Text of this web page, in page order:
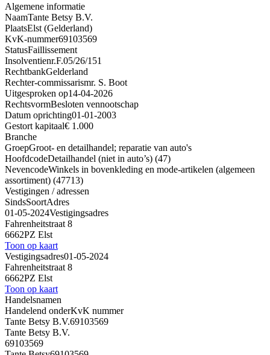
Algemene informatie
NaamTante Betsy B.V.
PlaatsElst (Gelderland)
KvK-nummer69103569
StatusFaillissement
Insolventienr.F.05/26/151
RechtbankGelderland
Rechter-commissarismr. S. Boot
Uitgesproken op14-04-2026
RechtsvormBesloten vennootschap
Datum oprichting01-01-2003
Gestort kapitaal€ 1.000
Branche
GroepGroot- en detailhandel; reparatie van auto's
HoofdcodeDetailhandel (niet in auto’s) (47)
NevencodeWinkels in bovenkleding en mode-artikelen (algemeen
assortiment) (47713)
Vestigingen / adressen
SindsSoortAdres
01-05-2024Vestigingsadres
Fahrenheitstraat 8
6662PZ Elst
Toon op kaart
Vestigingsadres01-05-2024
Fahrenheitstraat 8
6662PZ Elst
Toon op kaart
Handelsnamen
Handelend onderKvK nummer
Tante Betsy B.V.69103569
Tante Betsy B.V.
69103569